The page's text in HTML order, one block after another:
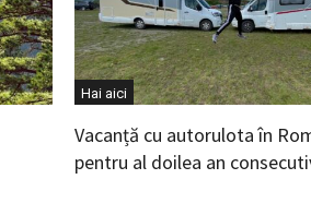
Hai aici
Vacanță cu autorulota în
pentru al doilea an